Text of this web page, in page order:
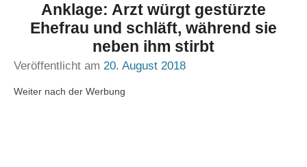
Anklage: Arzt würgt gestürzte
Ehefrau und schläft, während sie
neben ihm stirbt
Veröffentlicht am 20. August 2018
Weiter nach der Werbung